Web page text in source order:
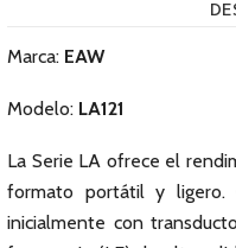
Marca: EAW
Modelo: LA121
La Serie LA ofrece el
formato portátil y ligero.
inicialmente con